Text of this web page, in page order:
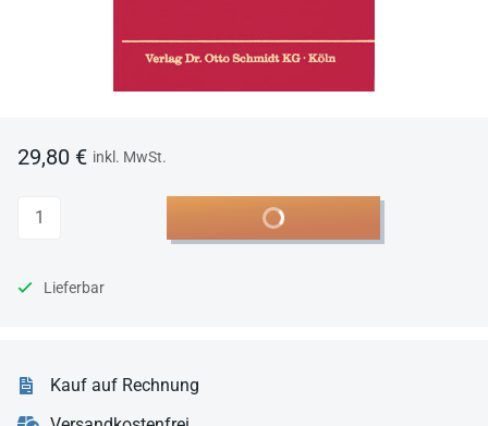
29,80 € inkl. MwSt.
Anzahl In den Warenkorb
Lieferbar
Kauf auf Rechnung